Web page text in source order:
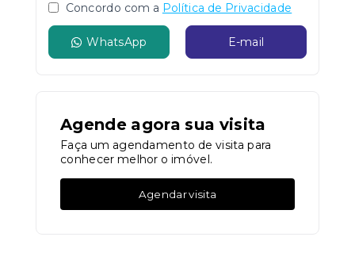
Concordo com a Política de Privacidade
WhatsApp E-mail
Agende agora sua visita
Faça um agendamento de visita para
conhecer melhor o imóvel.
Agendar visita